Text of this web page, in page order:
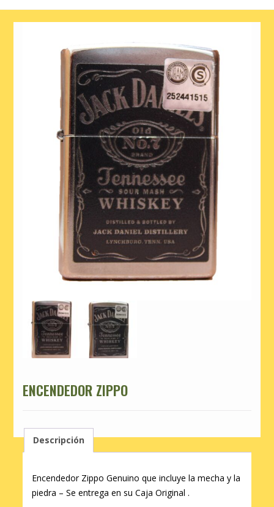
ENCENDEDOR ZIPPO
Descripción
Encendedor Zippo Genuino que incluye la mecha y la
piedra – Se entrega en su Caja Original .